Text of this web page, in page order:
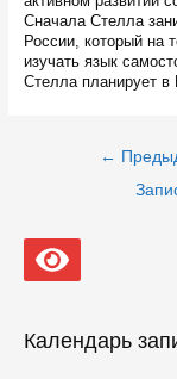
Сначала Стелла
России, который на
изучать язык
Стелла планирует в
Навигация
←
Календарь